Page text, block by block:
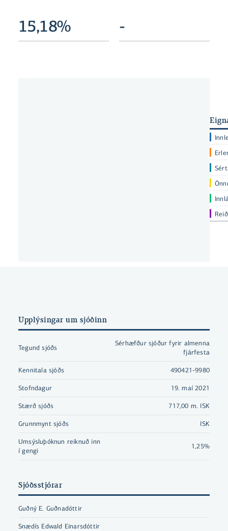
15,18% -
Upplýsingar um sjóðinn
Tegund sjóðs
Sérhæfður sjóður fyrir almenna
fjárfesta
Kennitala sjóðs 490421-9980
Stofndagur 19. maí 2021
Stærð sjóðs 717,00 m. ISK
Grunnmynt sjóðs ISK
Umsýsluþóknun reiknuð inn
í gengi
1,25%
Sjóðsstjórar
Guðný E. Guðnadóttir
Snædís Edwald Einarsdóttir